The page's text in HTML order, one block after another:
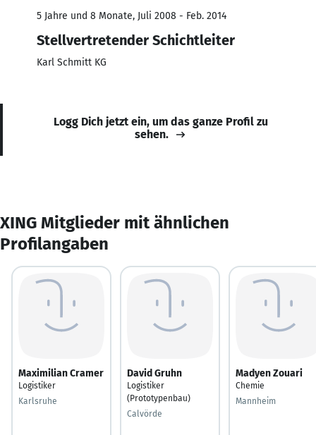
5 Jahre und 8 Monate, Juli 2008 - Feb. 2014
Stellvertretender Schichtleiter
Karl Schmitt KG
Logg Dich jetzt ein, um das ganze Profil zu
sehen.
XING Mitglieder mit ähnlichen
Profilangaben
Maximilian Cramer
Logistiker
Karlsruhe
David Gruhn
Logistiker
(Prototypenbau)
Calvörde
Madyen Zouari
Chemie
Mannheim